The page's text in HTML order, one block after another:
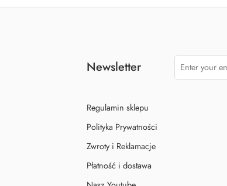
Newsletter
Regulamin sklepu
Polityka Prywatności
Zwroty i Reklamacje
Płatność i dostawa